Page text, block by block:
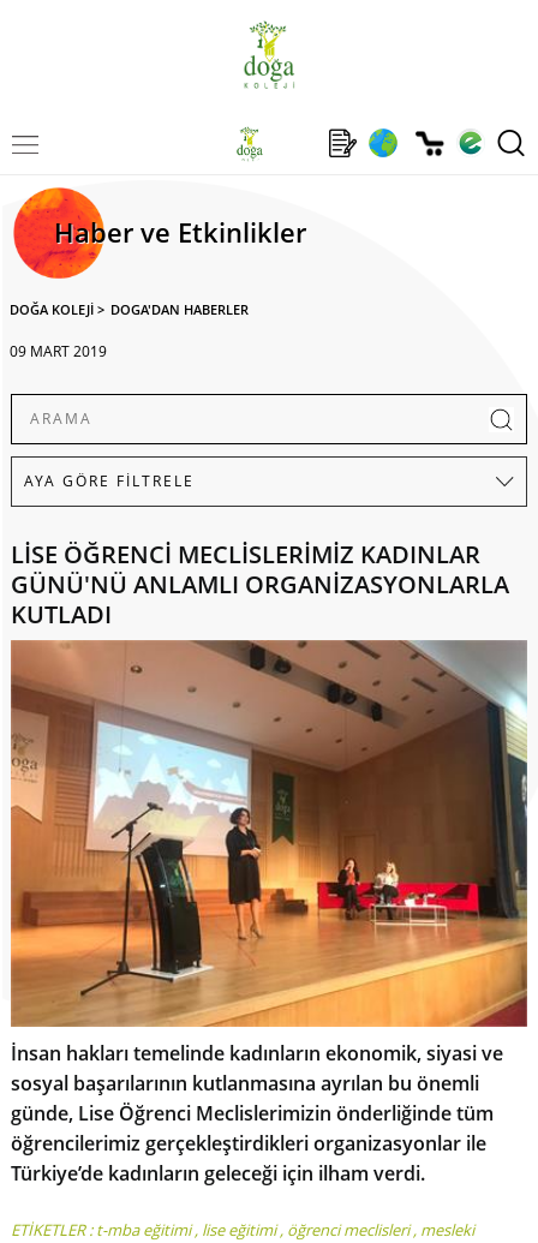
Haber ve Etkinlikler
DOĞA KOLEJİ > DOGA'DAN HABERLER
09 MART 2019
LİSE ÖĞRENCİ MECLİSLERİMİZ KADINLAR
GÜNÜ'NÜ ANLAMLI ORGANİZASYONLARLA
KUTLADI
İnsan hakları temelinde kadınların ekonomik, siyasi ve
sosyal başarılarının kutlanmasına ayrılan bu önemli
günde, Lise Öğrenci Meclislerimizin önderliğinde tüm
öğrencilerimiz gerçekleştirdikleri organizasyonlar ile
Türkiye’de kadınların geleceği için ilham verdi.
ETİKETLER :t-mba eğitimi, lise eğitimi, öğrenci meclisleri, mesleki